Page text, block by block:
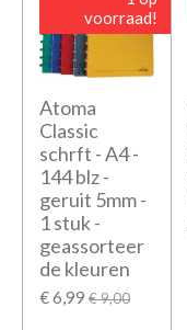
voorraad!
Atoma
Classic
schrft - A4 -
144 blz -
geruit 5mm -
1 stuk -
geassorteer
de kleuren
€ 6,99 € 9,00